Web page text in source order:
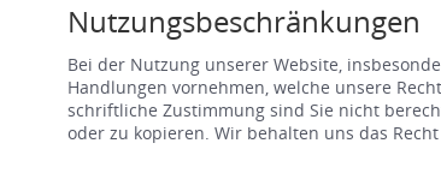
Nutzungsbeschränkungen
Bei der Nutzung unserer Website,
Handlungen vornehmen, welche unsere
schriftliche Zustimmung sind Sie nicht
oder zu kopieren. Wir behalten uns das